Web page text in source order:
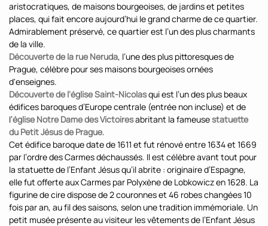
aristocratiques, de maisons bourgeoises, de jardins et petites
places, qui fait encore aujourd’hui le grand charme de ce quartier.
Admirablement préservé, ce quartier est l’un des plus charmants
de la ville.
Découverte de la rue Neruda, l’une des plus pittoresques de
Prague, célèbre pour ses maisons bourgeoises ornées
d'enseignes.
Découverte de l'église Saint-Nicolasqui est l’un des plus beaux
édifices baroques d’Europe centrale (entrée non incluse) et de
l’église Notre Dame des Victoiresabritant la fameusestatuette
du Petit Jésus de Prague.
Cet édifice baroque date de 1611 et fut rénové entre 1634 et 1669
par l’ordre des Carmes déchaussés. Il est célèbre avant tout pour
la statuette de l’Enfant Jésus qu’il abrite : originaire d’Espagne,
elle fut offerte aux Carmes par Polyxène de Lobkowicz en 1628. La
figurine de cire dispose de 2 couronnes et 46 robes changées 10
fois par an, au fil des saisons, selon une tradition immémoriale. Un
petit musée présente au visiteur les vêtements de l’Enfant Jésus